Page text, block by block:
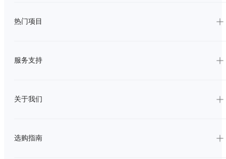
热门项目
服务支持
关于我们
选购指南